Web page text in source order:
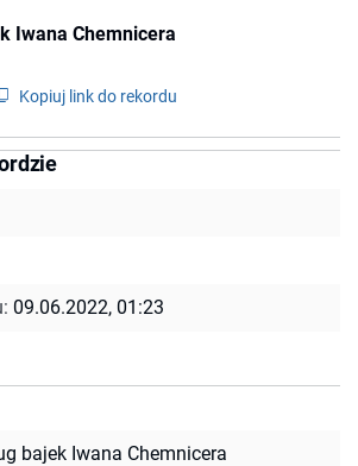
Iwana Chemnicera
Kopiuj link do rekordu
09.06.2022, 01:23
bajek Iwana Chemnicera